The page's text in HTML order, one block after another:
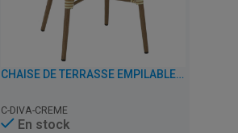
CHAISE DE TERRASSE EMPILABLE AVEC ACCOUDOIRS - DIVA - ALUMINIUM/ROTIN
C-DIVA-CREME
En stock